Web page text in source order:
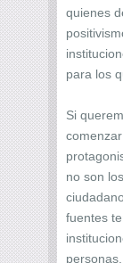
quienes
para los
Si
no son
fuentes